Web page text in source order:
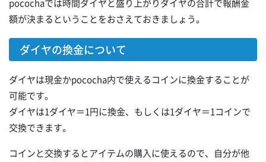
pocochaでは時間ダイヤと盛り上がりダイヤの合計で報酬金
額が決まるということをおさえておきましょう。
ダイヤの換金について
ダイヤは現金かpococha内で使えるコインに換金することが
可能です。
ダイヤは1ダイヤ＝1円に換金、もしくは1ダイヤ＝1コインで
交換できます。
コインと交換するとアイテムの購入に使えるので、自分が他